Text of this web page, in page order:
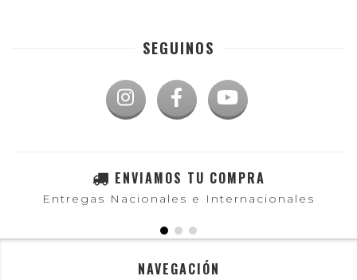
SEGUINOS
ENVIAMOS TU COMPRA
Entregas Nacionales e Internacionales
NAVEGACIÓN